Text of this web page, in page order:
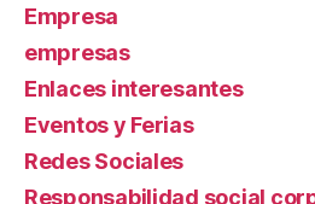
Empresa
empresas
Enlaces interesantes
Eventos y Ferias
Redes Sociales
Responsabilidad social